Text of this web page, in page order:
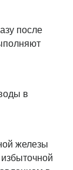
после
в
железы